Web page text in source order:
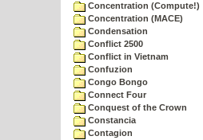
Concentration (Compute!)
Concentration (MACE)
Condensation
Conflict 2500
Conflict in Vietnam
Confuzion
Congo Bongo
Connect Four
Conquest of the Crown
Constancia
Contagion